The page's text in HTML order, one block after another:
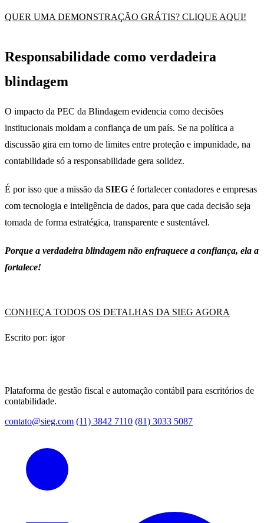
QUER UMA DEMONSTRAÇÃO GRÁTIS? CLIQUE AQUI!
Responsabilidade como verdadeira
blindagem
O impacto da PEC da Blindagem evidencia como decisões
institucionais moldam a confiança de um país. Se na política a
discussão gira em torno de limites entre proteção e impunidade, na
contabilidade só a responsabilidade gera solidez.
É por isso que a missão da SIEG é fortalecer contadores e empresas
com tecnologia e inteligência de dados, para que cada decisão seja
tomada de forma estratégica, transparente e sustentável.
Porque a verdadeira blindagem não enfraquece a confiança, ela a
fortalece!
CONHEÇA TODOS OS DETALHAS DA SIEG AGORA
Escrito por: igor
Plataforma de gestão fiscal e automação contábil para escritórios de
contabilidade.
contato@sieg.com (11) 3842 7110 (81) 3033 5087